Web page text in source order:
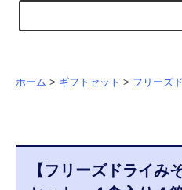
ホーム > ギフトセット > フリーズ
【フリーズドライみ